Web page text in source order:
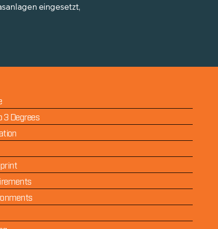
eingesetzt,
3 Degrees